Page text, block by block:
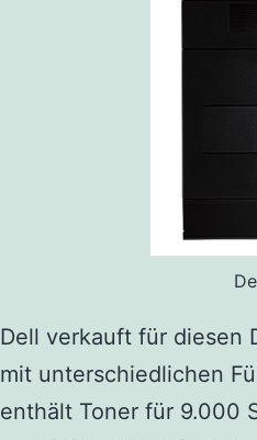
Dell verkauft für diesen
mit unterschiedlichen
enthält Toner für 9.000